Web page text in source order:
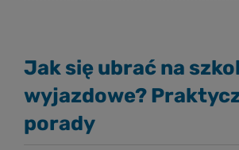
Jak się ubrać na
wyjazdowe?
porady